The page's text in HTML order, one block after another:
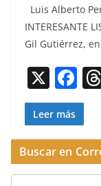
c
e
b
o
o
k
Luis Alber­to
INTERESANTE
Gil Gutiér­rez,
X F
a
c
e
b
Leer más
Buscar en